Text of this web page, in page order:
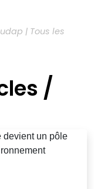
| Tous les